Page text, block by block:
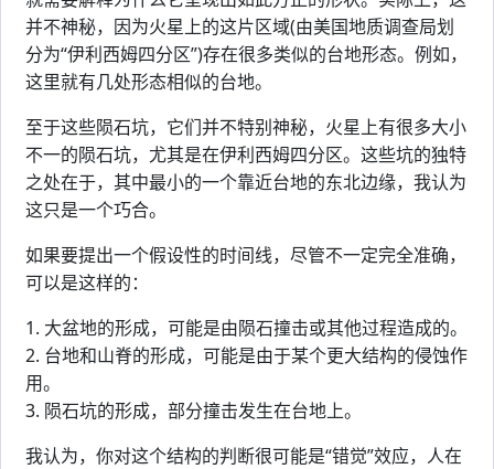
并不神秘，因为火星上的这片区域(由美国地质调查局划
分为“伊利西姆四分区”)存在很多类似的台地形态。例如，
这里就有几处形态相似的台地。
至于这些陨石坑，它们并不特别神秘，火星上有很多大小
不一的陨石坑，尤其是在伊利西姆四分区。这些坑的独特
之处在于，其中最小的一个靠近台地的东北边缘，我认为
这只是一个巧合。
如果要提出一个假设性的时间线，尽管不一定完全准确，
可以是这样的：
1. 大盆地的形成，可能是由陨石撞击或其他过程造成的。
2. 台地和山脊的形成，可能是由于某个更大结构的侵蚀作
用。
3. 陨石坑的形成，部分撞击发生在台地上。
我认为，你对这个结构的判断很可能是“错觉”效应，人在